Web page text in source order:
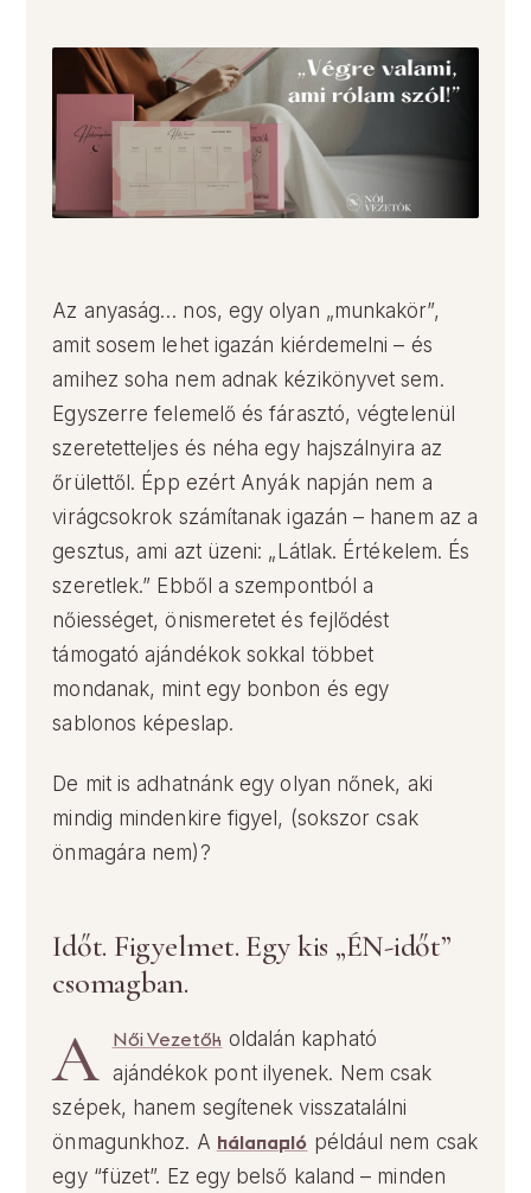
Az anyaság… nos, egy olyan „munkakör”,
amit sosem lehet igazán kiérdemelni – és
amihez soha nem adnak kézikönyvet sem.
Egyszerre felemelő és fárasztó, végtelenül
szeretetteljes és néha egy hajszálnyira az
őrülettől. Épp ezért Anyák napján nem a
virágcsokrok számítanak igazán – hanem az a
gesztus, ami azt üzeni: „Látlak. Értékelem. És
szeretlek.” Ebből a szempontból a
nőiességet, önismeretet és fejlődést
támogató ajándékok sokkal többet
mondanak, mint egy bonbon és egy
sablonos képeslap.
De mit is adhatnánk egy olyan nőnek, aki
mindig mindenkire figyel, (sokszor csak
önmagára nem)?
Időt. Figyelmet. Egy kis „ÉN-időt”
csomagban.
A Női Vezetők oldalán kapható
ajándékok pont ilyenek. Nem csak
szépek, hanem segítenek visszatalálni
önmagunkhoz. A hálanapló például nem csak
egy “füzet”. Ez egy belső kaland – minden